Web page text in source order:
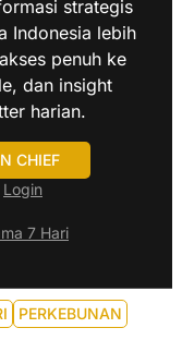
strategis
Indonesia lebih
penuh ke
dan insight
harian.
CHIEF
Login
7 Hari
PERKEBUNAN